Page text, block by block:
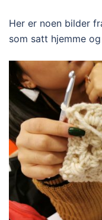
Her er noen bilder
som satt hjemme